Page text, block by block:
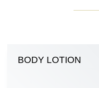
BODY LOTION